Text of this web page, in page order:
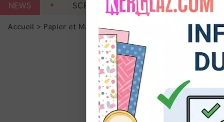
NEWS SCRAP CARTERIE MACHINES
Accueil > Papier et Matière Papier scrap imprimé >
Ils
et du
précises
Si vous
de la